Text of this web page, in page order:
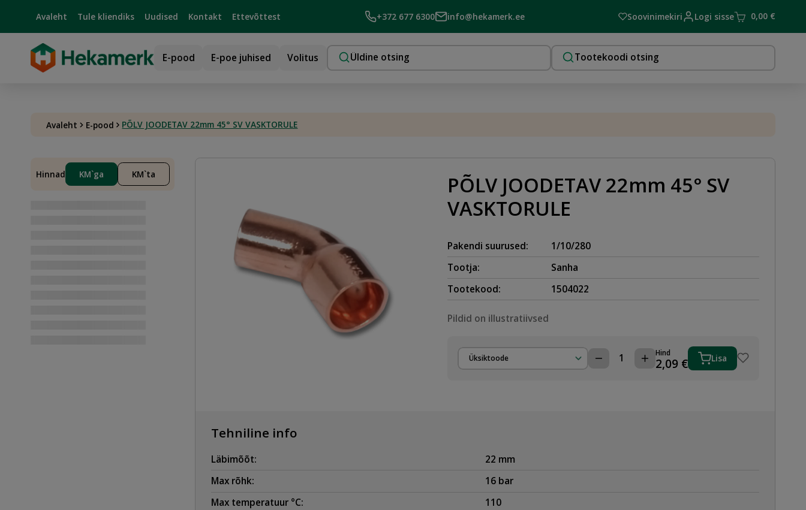
Avaleht Tule kliendiks Uudised Kontakt Ettevõttest +372 677 6300 info@hekamerk.ee Soovinimekiri Logi sisse 0,00 €
E-pood E-poe juhised Volitus
Avaleht E-pood PÕLV JOODETAV 22mm 45° SV VASKTORULE
Hinnad KM`ga KM`ta
PÕLV JOODETAV 22mm 45° SV
VASKTORULE
Pakendi suurused:
1/10/280
Tootja:
Sanha
Tootekood:
1504022
Pildid on illustratiivsed
Üksiktoode PÕLV
Hind
2,09 € Lisa
Tehniline info
Läbimõõt:
22 mm
Max rõhk:
16 bar
Max temperatuur °C:
110